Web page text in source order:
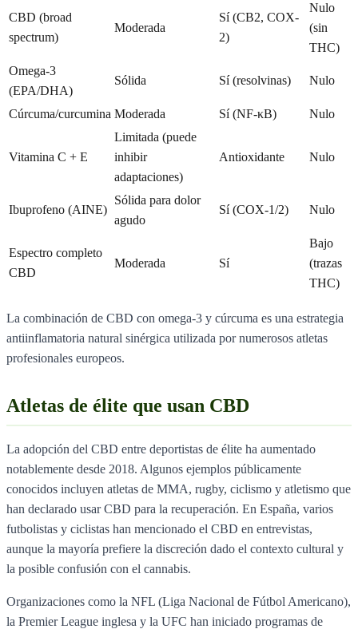
CBD (broad
spectrum)
Moderada
Sí (CB2, COX-
2)
Nulo
(sin
THC)
Omega-3
(EPA/DHA)
Sólida Sí (resolvinas) Nulo
Cúrcuma/curcumina Moderada Sí (NF-κB) Nulo
Vitamina C + E
Limitada (puede
inhibir
adaptaciones)
Antioxidante Nulo
Ibuprofeno (AINE)
Sólida para dolor
agudo
Sí (COX-1/2) Nulo
Espectro completo
CBD
Moderada Sí
Bajo
(trazas
THC)
La combinación de CBD con omega-3 y cúrcuma es una estrategia
antiinflamatoria natural sinérgica utilizada por numerosos atletas
profesionales europeos.
Atletas de élite que usan CBD
La adopción del CBD entre deportistas de élite ha aumentado
notablemente desde 2018. Algunos ejemplos públicamente
conocidos incluyen atletas de MMA, rugby, ciclismo y atletismo que
han declarado usar CBD para la recuperación. En España, varios
futbolistas y ciclistas han mencionado el CBD en entrevistas,
aunque la mayoría prefiere la discreción dado el contexto cultural y
la posible confusión con el cannabis.
Organizaciones como la NFL (Liga Nacional de Fútbol Americano),
la Premier League inglesa y la UFC han iniciado programas de